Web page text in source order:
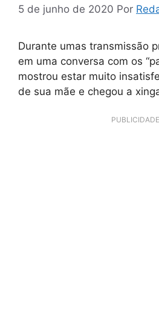
5 de junho de 2020 Por
Durante umas transmissão
em uma conversa com os
mostrou estar muito
de sua mãe e chegou a
PUBLICIDADE